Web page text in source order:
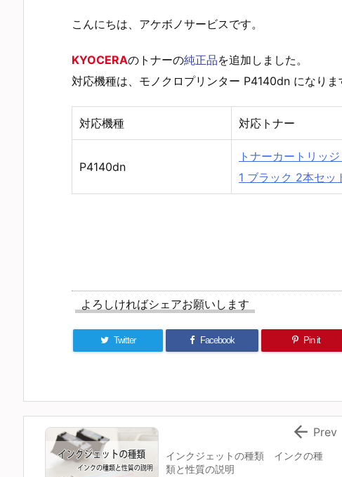
こんにちは、アケボノサービスです。
KYOCERAのトナーの純正品を追加しました。
対応機種は、モノクロプリンター P4140dn になりま
対応機種 対応トナー
P4140dn
トナーカートリッ
1 ブラック 2本セッ
よろしければシェアお願いします
Twitter Facebook Pin it
インクジェットの種類 インクの種
類と性質の説明
 Prev